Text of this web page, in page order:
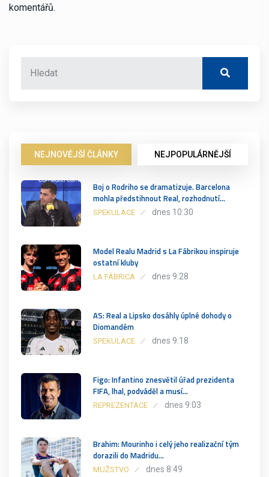
komentářů.
NEJNOVĚJŠÍ ČLÁNKY NEJPOPULÁRNĚJŠÍ
Boj o Rodriho se dramatizuje. Barcelona
mohla předstihnout Real, rozhodnutí…
SPEKULACE dnes 10:30
Model Realu Madrid s La Fábrikou inspiruje
ostatní kluby
LA FÁBRICA dnes 9:28
AS: Real a Lipsko dosáhly úplné dohody o
Diomandém
SPEKULACE dnes 9:18
Figo: Infantino znesvětil úřad prezidenta
FIFA, lhal, podváděl a musí…
REPREZENTACE dnes 9:03
Brahim: Mourinho i celý jeho realizační tým
dorazili do Madridu…
MUŽSTVO dnes 8:49